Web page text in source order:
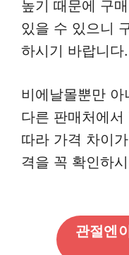
높기 때문에 구
있을 수 있으니
하시기 바랍니다.
비에날몰뿐만 아
다른 판매처에
따라 가격 차이
격을 꼭 확인하
관절엔